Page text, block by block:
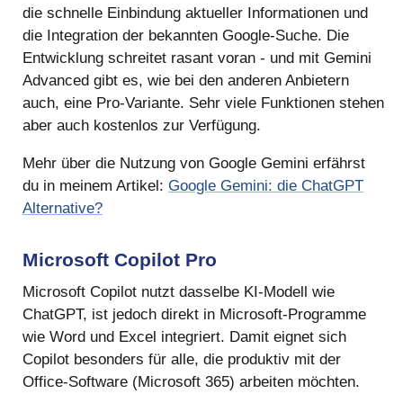
die schnelle Einbindung aktueller Informationen und
die Integration der bekannten Google-Suche. Die
Entwicklung schreitet rasant voran - und mit Gemini
Advanced gibt es, wie bei den anderen Anbietern
auch, eine Pro-Variante. Sehr viele Funktionen stehen
aber auch kostenlos zur Verfügung.
Mehr über die Nutzung von Google Gemini erfährst
du in meinem Artikel: Google Gemini: die ChatGPT
Alternative?
Microsoft Copilot Pro
Microsoft Copilot nutzt dasselbe KI-Modell wie
ChatGPT, ist jedoch direkt in Microsoft-Programme
wie Word und Excel integriert. Damit eignet sich
Copilot besonders für alle, die produktiv mit der
Office-Software (Microsoft 365) arbeiten möchten.